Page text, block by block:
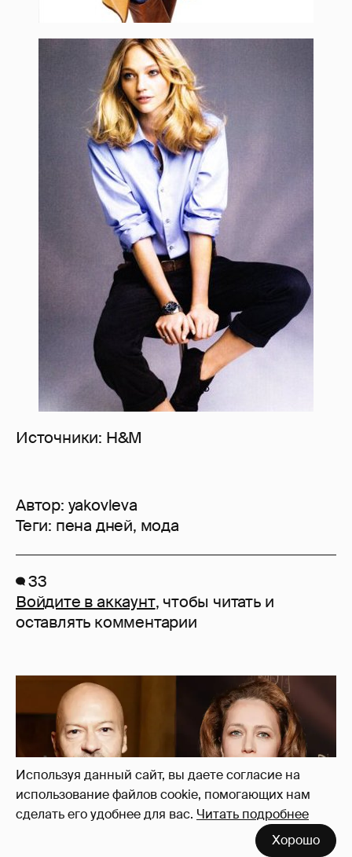
Используя данный сайт, вы даете согласие на
использование файлов cookie, помогающих нам
сделать его удобнее для вас. Читать подробнее
Хорошо
Источники: H&M
Автор: yakovleva
Теги: пена дней, мода
33
Войдите в аккаунт, чтобы читать и
оставлять комментарии